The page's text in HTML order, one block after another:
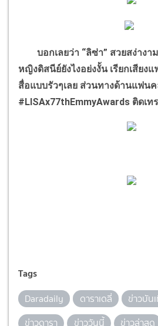
บอกเลยว่า “ลิซ่า” สวยสง่างาม
หญิงดิสนีย์ยังไงอย่งงั้น เรียกเสียง
สื่อแบบรัวๆเลย ส่วนทางด้านแฟน
#LISAx77thEmmyAwards ติดเท
Tags
Daradaily ดาราเดลี่ ข่าวบัน
ข่าวดารา
ข่าววันนี้ ข่าวล่าสุด